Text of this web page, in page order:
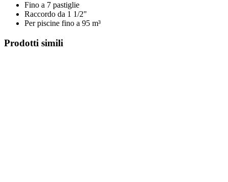
Fino a 7 pastiglie
Raccordo da 1 1/2"
Per piscine fino a 95 m³
Prodotti simili